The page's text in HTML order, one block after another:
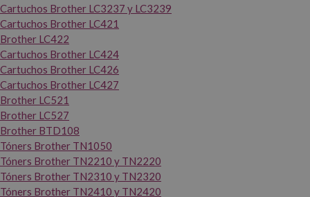
Cartuchos Brother LC3237 y LC3239
Cartuchos Brother LC421
Brother LC422
Cartuchos Brother LC424
Cartuchos Brother LC426
Cartuchos Brother LC427
Brother LC521
Brother LC527
Brother BTD108
Tóners Brother TN1050
Tóners Brother TN2210 y TN2220
Tóners Brother TN2310 y TN2320
Tóners Brother TN2410 y TN2420